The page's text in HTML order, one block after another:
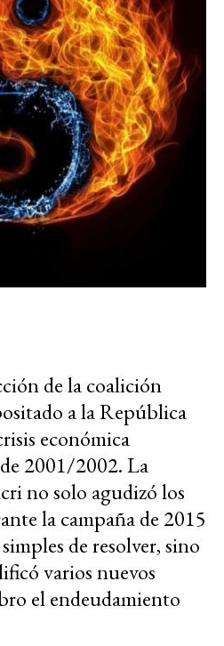
de la coalición
a la República
económica
2001/2002. La
no solo agudizó los
la campaña de 2015
de resolver, sino
varios nuevos
el endeudamiento